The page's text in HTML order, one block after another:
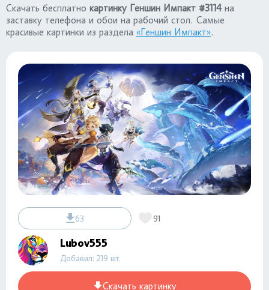
Скачать бесплатно картинку Геншин Импакт #3114на
заставку телефона и обои на рабочий стол. Самые
красивые картинки из раздела «Геншин Импакт».
63 91
Lubov555
Добавил: 219 шт.
Скачать картинку